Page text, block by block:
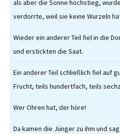
als aber die Sonne hochstieg,
verdorrte, weil sie keine Wurzeln
Wieder ein anderer Teil fiel in die
und erstickten die Saat.
Ein anderer Teil schließlich fiel auf
Frucht, teils hundertfach, teils
Wer Ohren hat, der höre!
Da kamen die Jünger zu ihm und